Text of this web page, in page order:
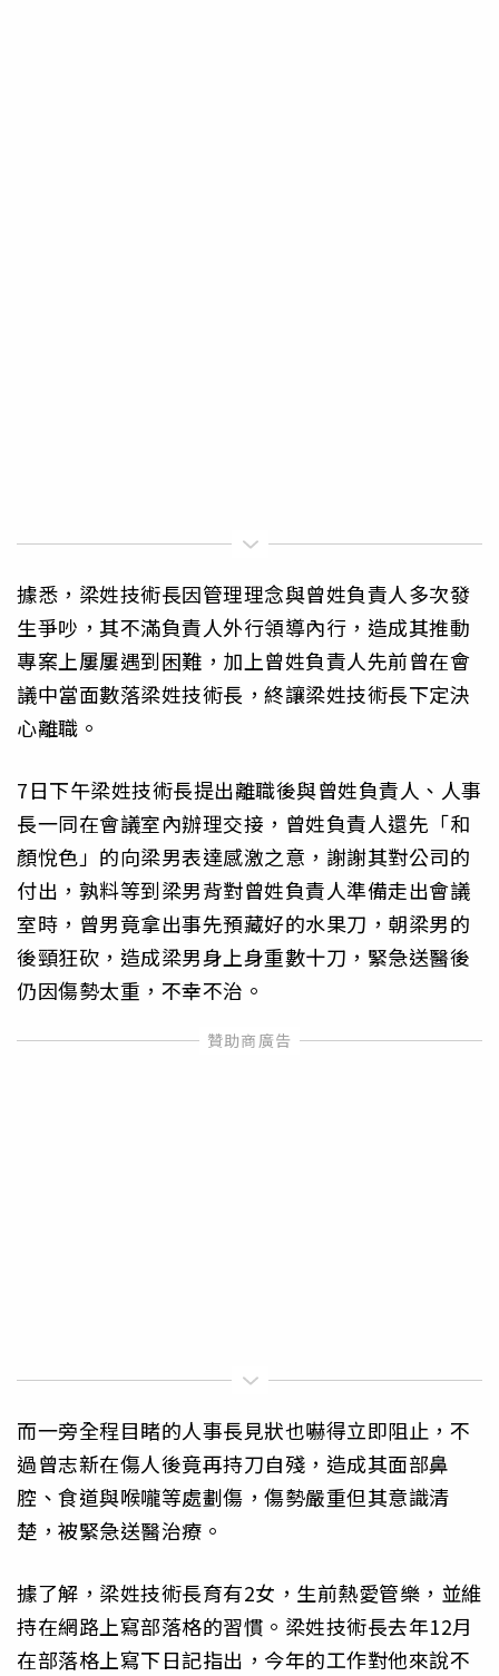
據悉，梁姓技術長因管理理念與曾姓負責人多次發
生爭吵，其不滿負責人外行領導內行，造成其推動
專案上屢屢遇到困難，加上曾姓負責人先前曾在會
議中當面數落梁姓技術長，終讓梁姓技術長下定決
心離職。
7日下午梁姓技術長提出離職後與曾姓負責人、人事
長一同在會議室內辦理交接，曾姓負責人還先「和
顏悅色」的向梁男表達感激之意，謝謝其對公司的
付出，孰料等到梁男背對曾姓負責人準備走出會議
室時，曾男竟拿出事先預藏好的水果刀，朝梁男的
後頸狂砍，造成梁男身上身重數十刀，緊急送醫後
仍因傷勢太重，不幸不治。
而一旁全程目睹的人事長見狀也嚇得立即阻止，不
過曾志新在傷人後竟再持刀自殘，造成其面部鼻
腔、食道與喉嚨等處劃傷，傷勢嚴重但其意識清
楚，被緊急送醫治療。
據了解，梁姓技術長育有2女，生前熱愛管樂，並維
持在網路上寫部落格的習慣。梁姓技術長去年12月
在部落格上寫下日記指出，今年的工作對他來說不